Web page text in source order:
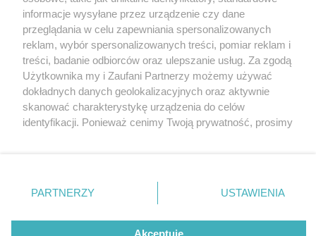
4 / 0
Nie zapomnij
zapoznać się z:
polityką prywatności regulamin korzystania z portali
Twojemiasto
Piekary Śląskie
Chorzów
Tarnowskie Góry
Gliwice
Skontakuj sięz nami
Kontakt
Wydawca
Redakcja
informacje wysyłane przez urządzenie czy dane
przeglądania w celu zapewniania spersonalizowanych
reklam, wybór spersonalizowanych treści, pomiar reklam i
treści, badanie odbiorców oraz ulepszanie usług. Za zgodą
Użytkownika my i Zaufani Partnerzy możemy używać
dokładnych danych geolokalizacyjnych oraz aktywnie
skanować charakterystykę urządzenia do celów
identyfikacji. Ponieważ cenimy Twoją prywatność, prosimy
prywatności znajdujący się w lewym dolnym rogu strony
. Niektóre rodzaje przetwarzania danych nie wymagają
zgody użytkownika, ale masz prawo sprzeciwić się
takiemu przetwarzaniu. Preferencje będą miały
PARTNERZY USTAWIENIA
Akceptuję